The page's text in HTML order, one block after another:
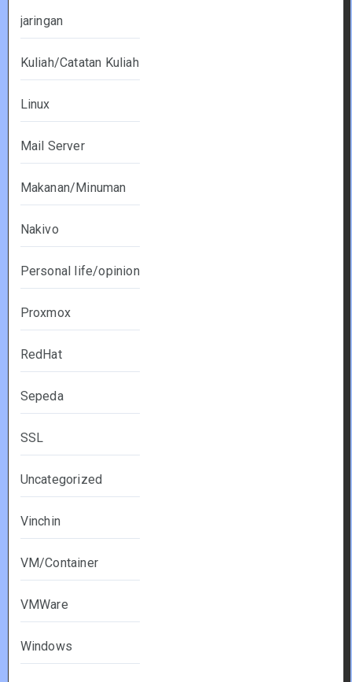
jaringan
Kuliah/Catatan Kuliah
Linux
Mail Server
Makanan/Minuman
Nakivo
Personal life/opinion
Proxmox
RedHat
Sepeda
SSL
Uncategorized
Vinchin
VM/Container
VMWare
Windows